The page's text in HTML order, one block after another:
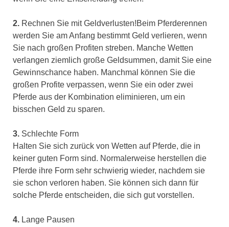
2. Rechnen Sie mit Geldverlusten!Beim Pferderennen
werden Sie am Anfang bestimmt Geld verlieren, wenn
Sie nach großen Profiten streben. Manche Wetten
verlangen ziemlich große Geldsummen, damit Sie eine
Gewinnschance haben. Manchmal können Sie die
großen Profite verpassen, wenn Sie ein oder zwei
Pferde aus der Kombination eliminieren, um ein
bisschen Geld zu sparen.
3. Schlechte Form
Halten Sie sich zurück von Wetten auf Pferde, die in
keiner guten Form sind. Normalerweise herstellen die
Pferde ihre Form sehr schwierig wieder, nachdem sie
sie schon verloren haben. Sie können sich dann für
solche Pferde entscheiden, die sich gut vorstellen.
4. Lange Pausen